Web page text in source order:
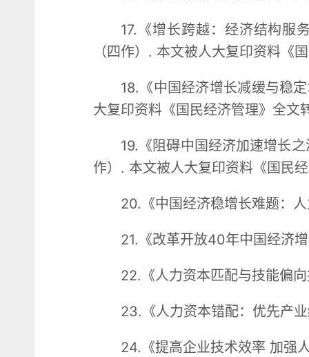
17.《增长跨越：经济结构服
（四作）. 本文被人大复印资料《
18.《中国经济增长减缓与稳
大复印资料《国民经济管理》全文
19.《阻碍中国经济加速增长
作）. 本文被人大复印资料《国民
20.《中国经济稳增长难题：
21.《改革开放40年中国经济
22.《人力资本匹配与技能偏
23.《人力资本错配：优先产
24.《提高企业技术效率 加强